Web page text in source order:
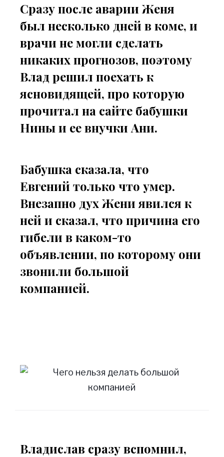
Сразу после аварии Женя
был несколько дней в коме, и
врачи не могли сделать
никаких прогнозов, поэтому
Влад решил поехать к
ясновидящей, про которую
прочитал на сайте бабушки
Нины и ее внучки Ани.
Бабушка сказала, что
Евгений только что умер.
Внезапно дух Жени явился к
ней и сказал, что причина его
гибели в каком-то
объявлении, по которому они
звонили большой
компанией.
Владислав сразу вспомнил,